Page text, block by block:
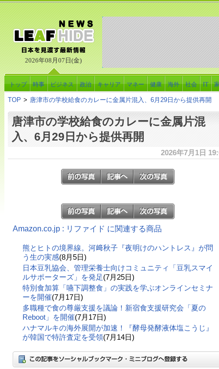
2026年08月07日(金)
トップ 時事 ビジネス 政治 キャリア マネー 健康 海外 社会 IT
TOP > 唐津市の学校給食のカレーに金属片混入、6月29日から提供再開
唐津市の学校給食のカレーに金属片混
入、6月29日から提供再開
2026年7月1日
Amazon.co.jp : リファイド に関連する商品
熊とヒトの境界線。河﨑秋子『夜明けのハントレス』が問
う生の実感(8月5日)
日本豆乳協会、管理栄養士向けコミュニティ「豆乳スマイ
ルサポーターズ」を発足(7月25日)
特別食加算「嚥下調整食」の実践を学ぶオンラインセミナ
ーを開催(7月17日)
多職種で食の尊厳支援を議論！新宿食支援研究会「夏の
Reboot」を開催(7月17日)
ハナマルキの海外展開が加速！『酵母発酵液体塩こうじ』
が韓国で特許査定を受領(7月14日)